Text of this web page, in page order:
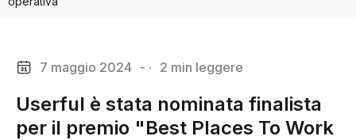
7 maggio 2024 - · 2 min leggere
Userful è stata nominata finalista
per il premio "Best Places To Work